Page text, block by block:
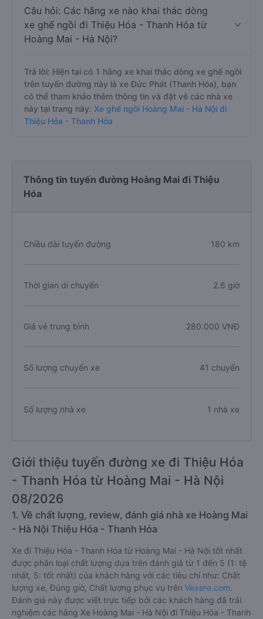
Câu hỏi: Các hãng xe nào khai thác dòng
xe ghế ngồi đi Thiệu Hóa - Thanh Hóa từ
Hoàng Mai - Hà Nội?
Trả lời: Hiện tại có 1 hãng xe khai thác dòng xe ghế ngồi
trên tuyến đường này là xe Đức Phát (Thanh Hóa), bạn
có thể tham khảo thêm thông tin và đặt vé các nhà xe
này tại trang này: Xe ghế ngồi Hoàng Mai - Hà Nội đi
Thiệu Hóa - Thanh Hóa
Thông tin tuyến đường Hoàng Mai đi Thiệu
Hóa
Chiều dài tuyến đường 180 km
Thời gian di chuyển 2.6 giờ
Giá vé trung bình 280.000 VNĐ
Số lượng chuyến xe 41 chuyến
Số lượng nhà xe 1 nhà xe
Giới thiệu tuyến đường xe đi Thiệu Hóa
- Thanh Hóa từ Hoàng Mai - Hà Nội
08/2026
1. Về chất lượng, review, đánh giá nhà xe Hoàng Mai
- Hà Nội Thiệu Hóa - Thanh Hóa
Xe đi Thiệu Hóa - Thanh Hóa từ Hoàng Mai - Hà Nội tốt nhất
được phân loại chất lượng dựa trên đánh giá từ 1 đến 5 (1: tệ
nhất, 5: tốt nhất) của khách hàng với các tiêu chí như: Chất
lượng xe, Đúng giờ, Chất lượng phục vụ trên Vexere.com.
Đánh giá này được viết trực tiếp bởi các khách hàng đã trải
nghiệm các hãng Xe Hoàng Mai - Hà Nội đi Thiệu Hóa - Thanh